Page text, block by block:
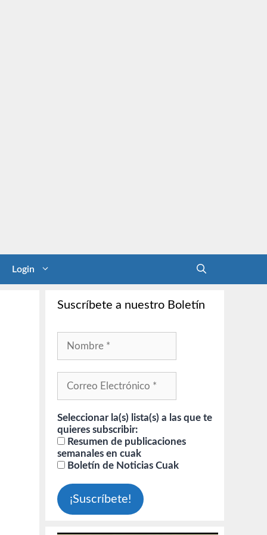
Login
Suscríbete a nuestro Boletín
Seleccionar la(s) lista(s) a las que te
quieres subscribir:
Resumen de publicaciones
semanales en cuak
Boletín de Noticias Cuak